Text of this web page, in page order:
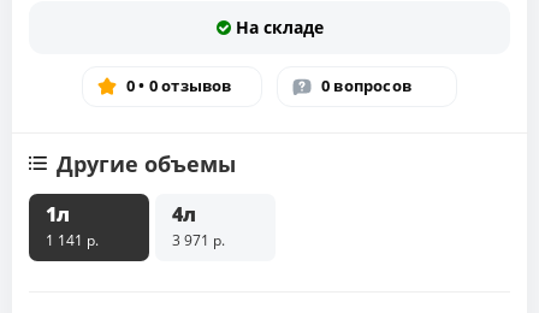
На складе
0 • 0 отзывов 0 вопросов
Другие объемы
1л
1 141 р.
4л
3 971 р.